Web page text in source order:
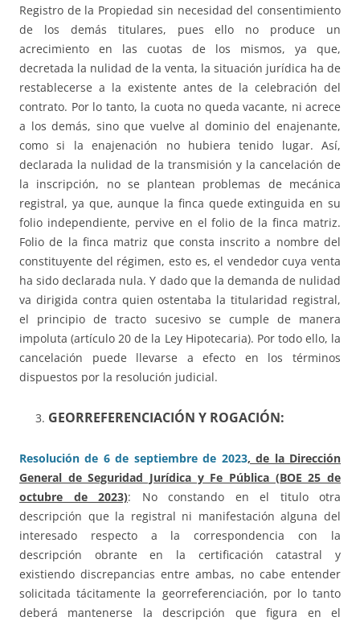
Registro de la Propiedad sin necesidad del consentimiento
de los demás titulares, pues ello no produce un
acrecimiento en las cuotas de los mismos, ya que,
decretada la nulidad de la venta, la situación jurídica ha de
restablecerse a la existente antes de la celebración del
contrato. Por lo tanto, la cuota no queda vacante, ni acrece
a los demás, sino que vuelve al dominio del enajenante,
como si la enajenación no hubiera tenido lugar. Así,
declarada la nulidad de la transmisión y la cancelación de
la inscripción, no se plantean problemas de mecánica
registral, ya que, aunque la finca quede extinguida en su
folio independiente, pervive en el folio de la finca matriz.
Folio de la finca matriz que consta inscrito a nombre del
constituyente del régimen, esto es, el vendedor cuya venta
ha sido declarada nula. Y dado que la demanda de nulidad
va dirigida contra quien ostentaba la titularidad registral,
el principio de tracto sucesivo se cumple de manera
impoluta (artículo 20 de la Ley Hipotecaria). Por todo ello, la
cancelación puede llevarse a efecto en los términos
dispuestos por la resolución judicial.
GEORREFERENCIACIÓN Y ROGACIÓN:
Resolución de 6 de septiembre de 2023, de la Dirección
General de Seguridad Jurídica y Fe Pública (BOE 25 de
octubre de 2023): No constando en el titulo otra
descripción que la registral ni manifestación alguna del
interesado respecto a la correspondencia con la
descripción obrante en la certificación catastral y
existiendo discrepancias entre ambas, no cabe entender
solicitada tácitamente la georreferenciación, por lo tanto
deberá mantenerse la descripción que figura en el